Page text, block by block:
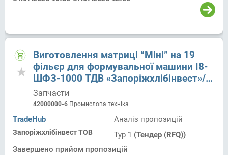
Виготовлення матриці “Міні” на 19
фільєр для формувальної машини І8-
ШФЗ-1000 ТДВ «Запоріжхлібінвест»/
м. Запоріжжя, вул. Верхня, 1
Запчасти
42000000-6 Промислова техніка
TradeHub
Запоріжхлібінвест ТОВ
Аналіз пропозицій
Тур 1 (Тендер (RFQ))
Завершено прийом пропозицій